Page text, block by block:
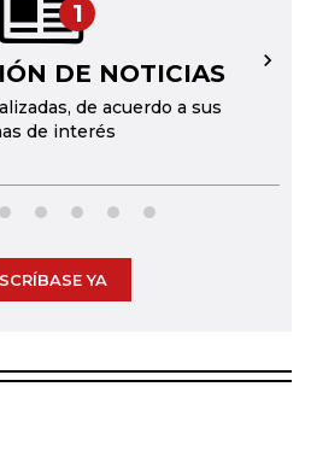
1
DE NOTICIAS
de acuerdo a sus
de interés
→
YA